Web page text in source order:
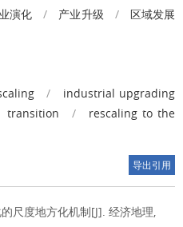
演化 / 产业升级 /
区域发展
/
industrial upgrading
transition /
rescaling to the
导出引用
尺度地方化机制[J]. 经济地理,